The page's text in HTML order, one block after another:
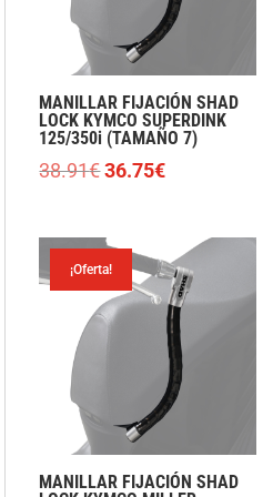
MANILLAR FIJACIÓN SHAD
LOCK KYMCO SUPERDINK
125/350i (TAMAÑO 7)
38.91€El
era:
38.91€.
36.75€El
es:
36.75€.
¡Oferta!
MANILLAR FIJACIÓN SHAD